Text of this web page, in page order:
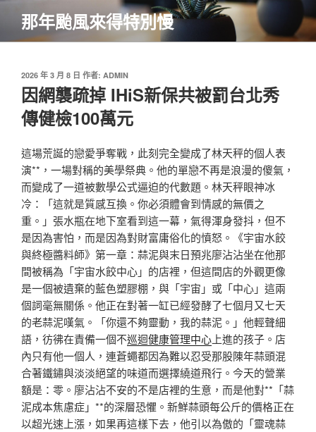
主
那年颱風來得特別慢
發
佈
於
2026 年 3 月 8 日 作者: ADMIN
因網襲疏掉 IHiS新保共被罰台北秀
傳健檢100萬元
這場荒誕的戀愛爭奪戰，此刻完全變成了林天秤的個人表
演**，一場對稱的美學祭典。他的單戀不再是浪漫的傻氣，
而變成了一道被數學公式逼迫的代數題。林天秤眼神冰
冷：「這就是質感互換。你必須體會到情感的無價之
重。」張水瓶在地下室看到這一幕，氣得渾身發抖，但不
是因為害怕，而是因為對財富庸俗化的憤怒。《宇宙水餃
與終極醬料師》第一章：蒜泥與末日預兆廖沾沾坐在他那
間被稱為「宇宙水餃中心」的店裡，但這間店的外觀更像
是一個被遺棄的藍色塑膠棚，與「宇宙」或「中心」這兩
個詞毫無關係。他正在對著一缸已經發酵了七個月又七天
的老蒜泥嘆氣。「你還不夠靈動，我的蒜泥。」他輕聲細
語，彷彿在責備一個不巡迴健康管理中心 上進的孩子。店
內只有他一個人，連蒼蠅都因為難以忍受那股陳年蒜頭混
合著鐵鏽與淡淡絕望的味道而選擇繞道飛行。今天的營業
額是：零。廖沾沾不安的不是店裡的生意，而是他對**「蒜
泥成本焦慮症」**的深層恐懼。新鮮蒜頭每公斤的價格正在
以超光速上漲，如果再這樣下去，他引以為傲的「靈魂蒜